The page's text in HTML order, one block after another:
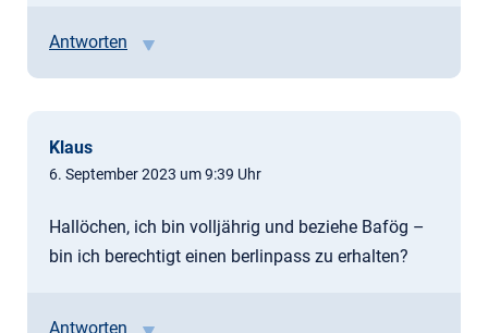
Antworten
Klaus
6. September 2023 um 9:39 Uhr
Hallöchen, ich bin volljährig und beziehe Bafög –
bin ich berechtigt einen berlinpass zu erhalten?
Antworten